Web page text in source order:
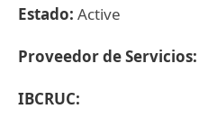
Estado: Active
Proveedor de Servicios:
IBCRUC: